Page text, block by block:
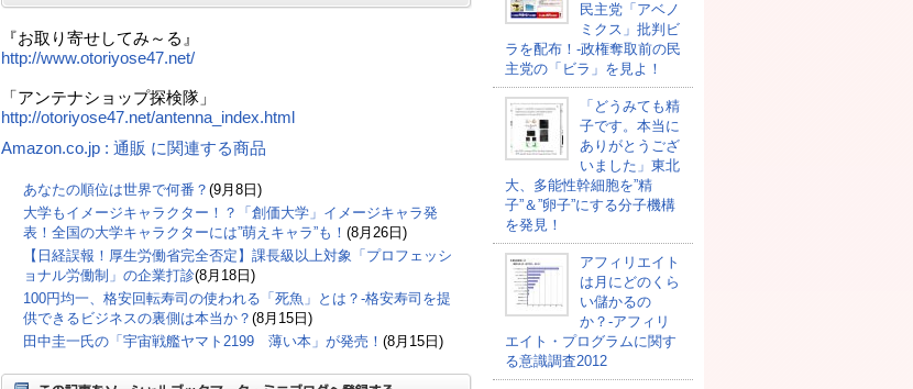
『お取り寄せしてみ～る』
http://www.otoriyose47.net/
「アンテナショップ探検隊」
http://otoriyose47.net/antenna_index.html
Amazon.co.jp : 通販 に関連する商品
あなたの順位は世界で何番？ (9月8日)
大学もイメージキャラクター！？「創価大学」イメージキャラ発
表！全国の大学キャラクターには”萌えキャラ”も！ (8月26日)
【日経誤報！厚生労働省完全否定】課長級以上対象「プロフェッシ
ョナル労働制」の企業打診(8月18日)
100円均一、格安回転寿司の使われる「死魚」とは？-格安寿司を提
供できるビジネスの裏側は本当か？ (8月15日)
田中圭一氏の「宇宙戦艦ヤマト2199 薄い本」が発売！ (8月15日)
民主党「アベノ
ミクス」批判ビ
ラを配布！-政権奪取前の民
主党の「ビラ」を見よ！
「どうみても精
子です。本当に
ありがとうござ
いました」東北
大、多能性幹細胞を”精
子”＆”卵子”にする分子機構
を発見！
アフィリエイト
は月にどのくら
い儲かるの
か？-アフィリ
エイト・プログラムに関す
る意識調査2012